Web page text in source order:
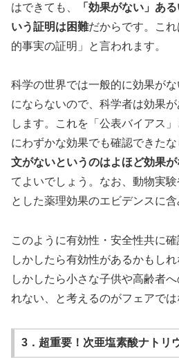
はできても、
「効果がない」あ
いう証明は困難だからです。こ
的事実の証明」と言われます。
科学の世界では一般的に効果が
にならないので、科学者は効果
します。これを「公表バイアス
にわずかな効果でも確認できたな
文がないというのはよほど効果
てよいでしょう。なお、動物実
とした薬理効果のエビデンスに含
このように有効性・安全性共に
しかしたら有効性があるかもし
しかしたら小さな子供や高齢者
れない、と考えるのがフェアでは
3．超重要！次亜塩素酸ナトリ